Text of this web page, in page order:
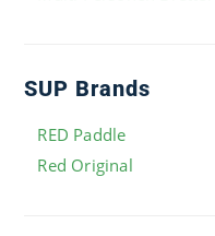
SUP Brands
RED Paddle
Red Original